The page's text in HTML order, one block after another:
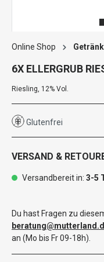
Online Shop
6X ELLERGRUB
Riesling, 12% Vol.
Glutenfrei
VERSAND &
Versandbereit in: 3-5
Du hast Fragen zu
an (Mo bis Fr 09-18h).